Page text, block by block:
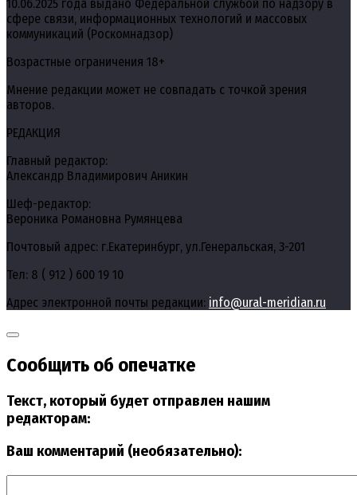
10.06.2025 года выдано Федеральной службой по надзору в
сфере связи, информационных технологий и массовых
коммуникаций (Роскомнадзор)
Возрастные ограничения 18+
Мнение редакции может не совпадать с точкой зрения
авторов.
РЕДАКЦИЯ
Главный редактор:
Александр Владимирович Аникин
Шеф-редактор:
Вероника Романовна Румянцева
Почтовый адрес: г.Екатеринбург, ул.Генеральская, 3-201
Тел: 8 ( 912 ) 600 19 10
Адрес электронной почты редакции: info@ural-meridian.ru
Сообщить об опечатке
Текст, который будет отправлен нашим
редакторам:
Ваш комментарий (необязательно):